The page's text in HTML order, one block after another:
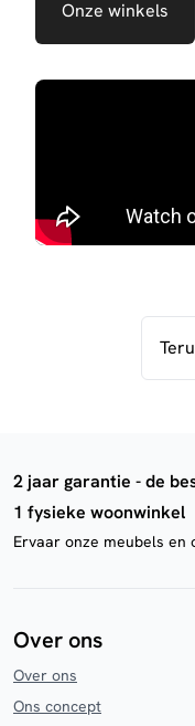
Onze winkels
2 jaar garantie - de
1 fysieke woonwinkel
Ervaar onze meubels en
Over ons
Over ons
Ons concept